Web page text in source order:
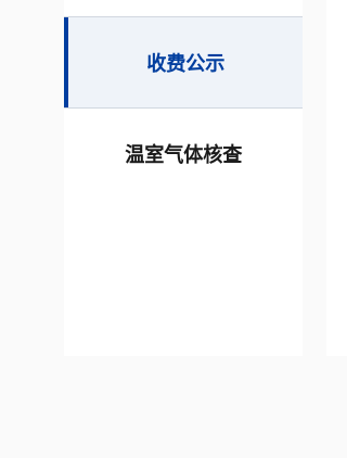
收费公示
温室气体核查